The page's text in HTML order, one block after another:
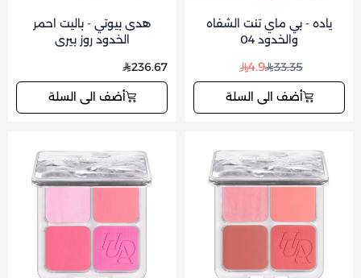
ياده - بي ماي تنت الشفاه
والخدود 04
33.35
4.9
أضف الى السلة
هدى بيوتي - باليت احمر
الخدود روز بيري
236.67
أضف الى السلة